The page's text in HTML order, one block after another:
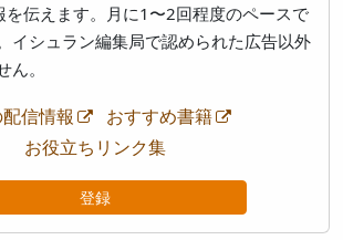
を伝えます。月に1〜2回程度のペースで
イシュラン編集局で認められた広告以外
。
信情報
おすすめ書籍
お役立ちリンク集
登録